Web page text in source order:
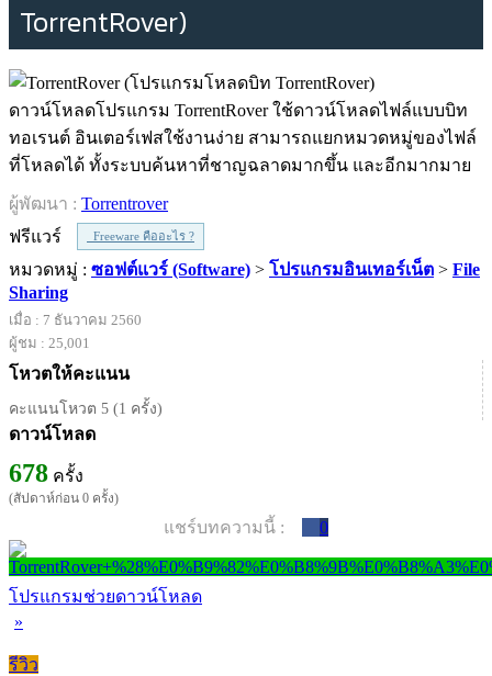
TorrentRover)
ดาวน์โหลดโปรแกรม TorrentRover ใช้ดาวน์โหลดไฟล์แบบบิท
ทอเรนต์ อินเตอร์เฟสใช้งานง่าย สามารถแยกหมวดหมู่ของไฟล์
ที่โหลดได้ ทั้งระบบค้นหาที่ชาญฉลาดมากขึ้น และอีกมากมาย
ผู้พัฒนา : Torrentrover
ฟรีแวร์
Freeware คืออะไร ?
หมวดหมู่ : ซอฟต์แวร์ (Software) > โปรแกรมอินเทอร์เน็ต > File
Sharing
เมื่อ : 7 ธันวาคม 2560
ผู้ชม : 25,001
โหวตให้คะแนน
คะแนนโหวต 5 (1 ครั้ง)
ดาวน์โหลด
678 ครั้ง
(สัปดาห์ก่อน 0 ครั้ง)
แชร์บทความนี้ : 0
โปรแกรมช่วยดาวน์โหลด
»
รีวิว